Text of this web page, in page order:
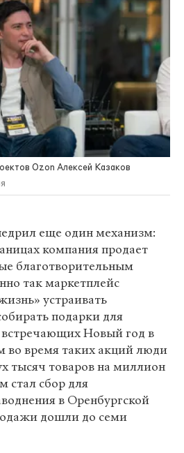
Ozon Алексей Казаков
еще один механизм:
компания продает
благотворительным
так маркетплейс
устраивать
подарки для
Новый год в
во время таких акций люди
тысяч товаров на миллион
стал сбор для
в Оренбургской
дошли до семи